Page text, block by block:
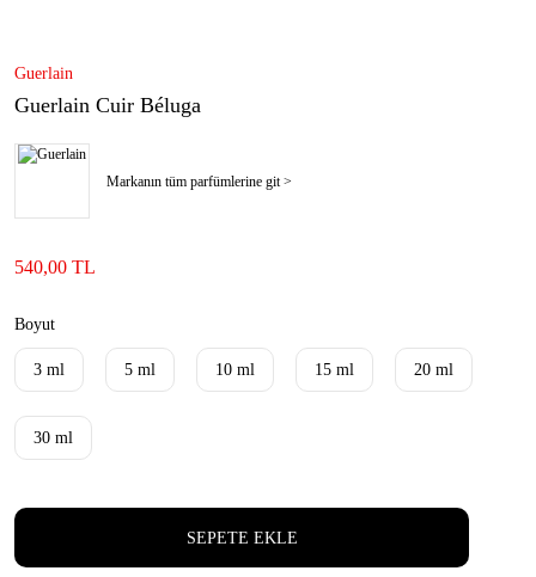
Guerlain
Guerlain Cuir Béluga
Markanın tüm parfümlerine git >
540,00 TL
Boyut
3 ml 5 ml 10 ml 15 ml 20 ml
30 ml
SEPETE EKLE